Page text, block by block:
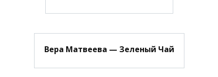
Вера Матвеева — Зеленый Чай